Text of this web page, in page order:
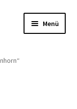
Menü